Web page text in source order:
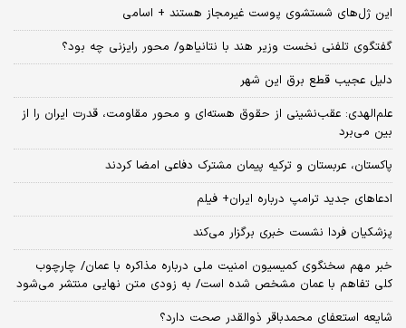
این ژل‌های شستشوی پوست غیرمجاز هستند + اسامی
گفتگوی تلفنی نخست وزیر هند با نتانیاهو/ محور رایزنی چه بود؟
دلیل عجیب قطع برق این شهر
علم‌الهدی: عقب‌نشینی از حقوق هسته‌ای و محور مقاومت، قدرت ایران را از
بین می‌برد
پاکستان، عربستان و ترکیه پیمان مشترک دفاعی امضا کردند
ادعاهای جدید ترامپ درباره ایران+ فیلم
پزشکیان فردا نشست خبری برگزار می‌کند
خبر مهم سخنگوی کمیسیون امنیت ملی درباره مذاکره با عمان/ چارچوب
کلی تفاهم با عمان مشخص شده است/ به زودی متن نهایی منتشر می‌شود
شایعه استعفای محمدباقر ذوالقدر صحت دارد؟